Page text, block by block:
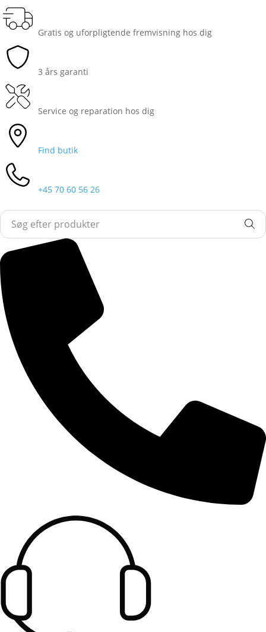
Gratis og uforpligtende fremvisning hos dig
3 års garanti
Service og reparation hos dig
Find butik
+45 70 60 56 26